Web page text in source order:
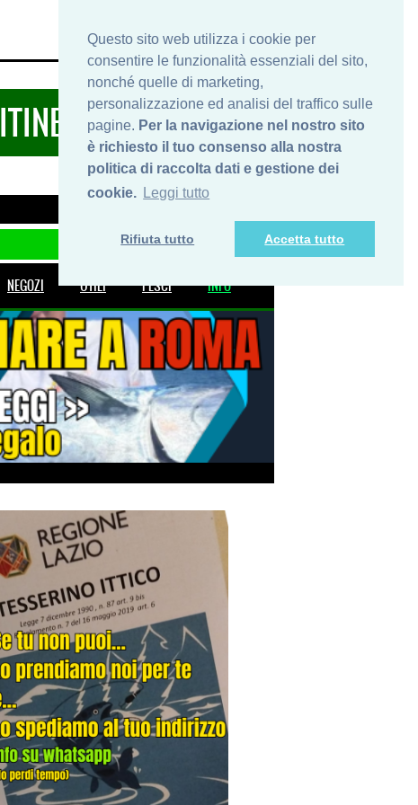
Questo sito web utilizza i cookie per
consentire le funzionalità essenziali del sito,
nonché quelle di marketing,
personalizzazione ed analisi del traffico sulle
pagine. Per la navigazione nel nostro sito
è richiesto il tuo consenso alla nostra
politica di raccolta dati e gestione dei
cookie. Leggi tutto
Rifiuta tutto Accetta tutto
PRIVACY
SHOP
INFO
ITINERARIDIPESCA.IT
NEGOZI UTILI PESCI INFO